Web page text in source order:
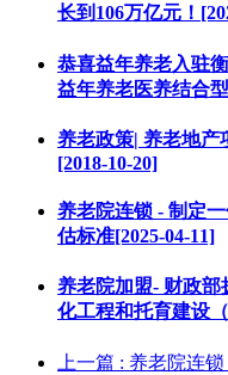
长到106万亿元！
恭喜益年养老入驻
益年养老医养结合
养老政策| 养老地产
[2018-10-20]
养老院连锁 - 制定
估标准[2025-04-11]
养老院加盟- 财政部
化工程和托育建设
上一篇 : 养老院连